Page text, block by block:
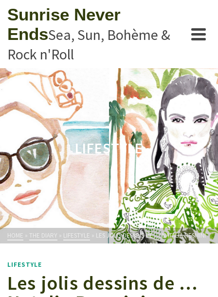
Sunrise Never
EndsSea, Sun, Bohème &
Rock n'Roll
LIFESTYLE
HOME » THE DIARY » LIFESTYLE » LES JOLIS DESSINS DE … NATALIA RESMINI
LIFESTYLE
Les jolis dessins de …